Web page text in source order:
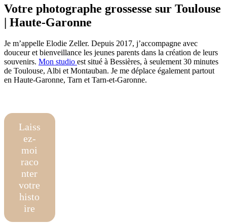
Votre photographe grossesse sur Toulouse
| Haute-Garonne
Je m’appelle Elodie Zeller. Depuis 2017, j’accompagne avec
douceur et bienveillance les jeunes parents dans la création de leurs
souvenirs. Mon studio est situé à Bessières, à seulement 30 minutes
de Toulouse, Albi et Montauban. Je me déplace également partout
en Haute-Garonne, Tarn et Tarn-et-Garonne.
Laiss
ez-
moi
raco
nter
votre
histo
ire